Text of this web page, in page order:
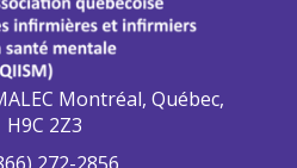
Montréal, Québec,
H9C 2Z3
272-2856